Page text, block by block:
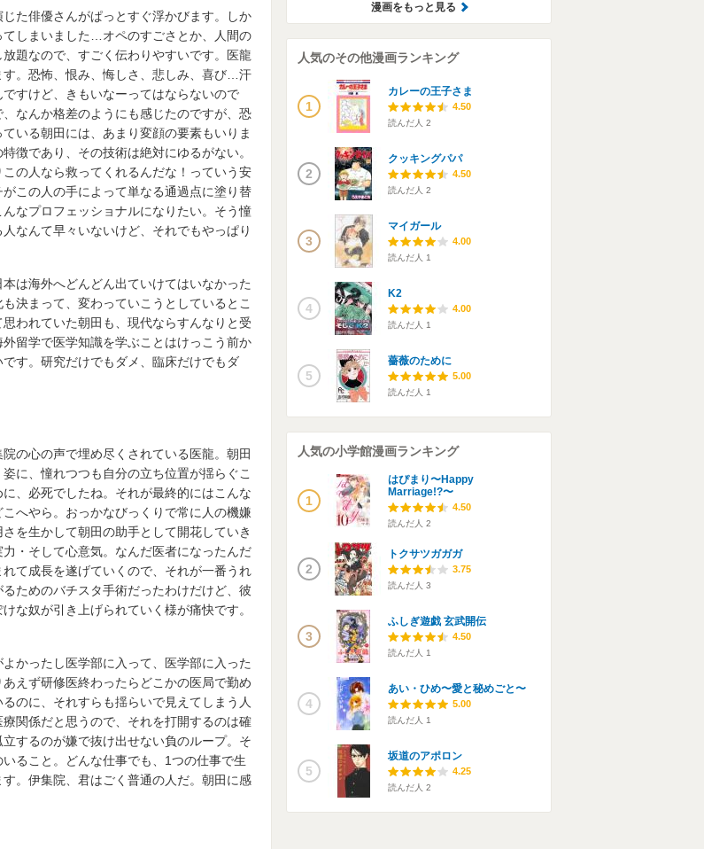
た俳優さんがぱっとすぐ浮かびます。しか
しまいました…オペのすごさとか、人間の
題なので、すごく伝わりやすいです。医龍
。恐怖、恨み、悔しさ、悲しみ、喜び…汗
すけど、きもいなーってはならないので
なんか格差のようにも感じたのですが、恐
いる朝田には、あまり変顔の要素もいりま
徴であり、その技術は絶対にゆるがない。
の人なら救ってくれるんだな！っていう安
この人の手によって単なる通過点に塗り替
なプロフェッショナルになりたい。そう憧
なんて早々いないけど、それでもやっぱり
は海外へどんどん出ていけてはいなかった
決まって、変わっていこうとしているとこ
われていた朝田も、現代ならすんなりと受
留学で医学知識を学ぶことはけっこう前か
す。研究だけでもダメ、臨床だけでもダ
の心の声で埋め尽くされている医龍。朝田
に、憧れつつも自分の立ち位置が揺らぐこ
、必死でしたね。それが最終的にはこんな
へやら。おっかなびっくりで常に人の機嫌
を生かして朝田の助手として開花していき
・そして心意気。なんだ医者になったんだ
て成長を遂げていくので、それが一番うれ
ためのバチスタ手術だったわけだけど、彼
な奴が引き上げられていく様が痛快です。
かったし医学部に入って、医学部に入った
えず研修医終わったらどこかの医局で勤め
のに、それすらも揺らいで見えてしまう人
関係だと思うので、それを打開するのは確
するのが嫌で抜け出せない負のループ。そ
ること。どんな仕事でも、 1つの仕事で生
。伊集院、君はごく普通の人だ。朝田に感
漫画をもっと見る
人気のその他漫画ランキング
1
カレーの王子さま
4.50
読んだ人 2
2
クッキングパパ
4.50
読んだ人 2
3
マイガール
4.00
読んだ人 1
4
K2
4.00
読んだ人 1
5
薔薇のために
5.00
読んだ人 1
人気の小学館漫画ランキング
1
はぴまり〜Happy
Marriage!?〜
4.50
読んだ人 2
2
トクサツガガガ
3.75
読んだ人 3
3
ふしぎ遊戯 玄武開伝
4.50
読んだ人 1
4
あい・ひめ〜愛と秘めごと〜
5.00
読んだ人 1
5
坂道のアポロン
4.25
読んだ人 2